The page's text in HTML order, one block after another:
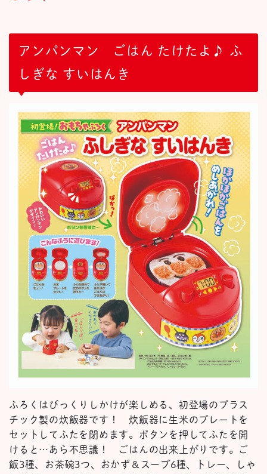
アンパンマン ごはん たけたよ♪ ふ
しぎな すいはんき
ふろくはびっくりしかけが楽しめる、初登場のプラス
チック製の炊飯器です！ 炊飯器に生米のプレートを
セットしてふたを閉めます。ボタンを押してふたを開
けると…あら不思議！ ごはんの出来上がりです。ご
飯3種、お茶碗3つ、おかず＆スープ6種、トレー、しゃ